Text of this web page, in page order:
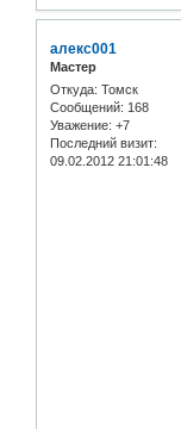
алекс001
Мастер
Откуда: Томск
Сообщений: 168
Уважение: +7
Последний визит:
09.02.2012 21:01:48